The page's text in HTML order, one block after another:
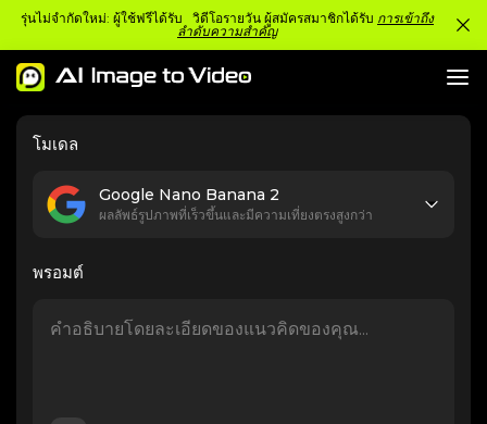
รุ่นไม่จำกัดใหม่: ผู้ใช้ฟรีได้รับ วิดีโอรายวัน ผู้สมัครสมาชิกได้รับ การเข้าถึง
ลำดับความสำคัญ
โมเดล
Google Nano Banana 2
ผลลัพธ์รูปภาพที่เร็วขึ้นและมีความเที่ยงตรงสูงกว่า
พรอมต์